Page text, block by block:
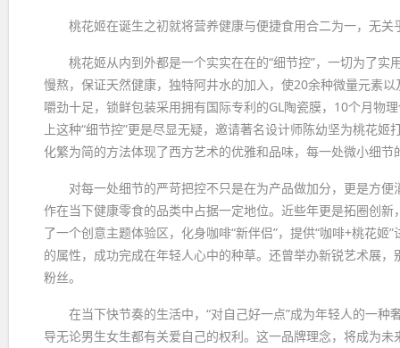
桃花姬在诞生之初就将营养健康与便捷食用合二为一，无
桃花姬从内到外都是一个实实在在的“细节控”，一切为了
慢熬，保证天然健康，独特阿井水的加入，使20余种微量元素
嚼劲十足，锁鲜包装采用拥有国际专利的GL陶瓷膜，10个月物
上这种“细节控”更是尽显无疑，邀请著名设计师陈幼坚为桃花
化繁为简的方法体现了西方艺术的优雅和品味，每一处微小细
对每一处细节的严苛把控不只是在为产品做加分，更是方
作在当下健康零食的品类中占据一定地位。近些年更是拓圈创
了一个创意主题体验区，化身咖啡“新伴侣”，提供“咖啡+桃花
的属性，成功完成在年轻人心中的种草。还曾举办新锐艺术展
粉丝。
在当下快节奏的生活中，“对自己好一点”成为年轻人的一
导无论男生女生都有关爱自己的权利。这一品牌理念，将成为